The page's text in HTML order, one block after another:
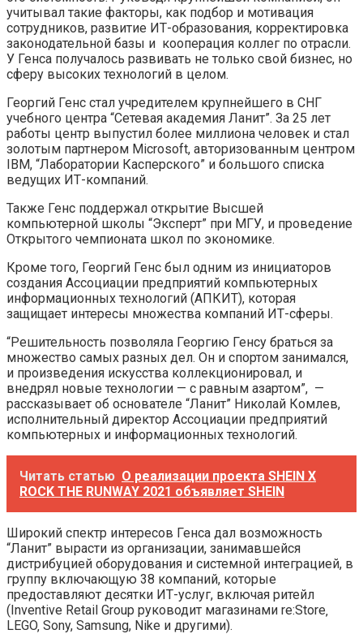
учитывал такие факторы, как подбор и мотивация
сотрудников, развитие ИТ-образования, корректировка
законодательной базы и кооперация коллег по отрасли.
У Генса получалось развивать не только свой бизнес, но
сферу высоких технологий в целом.
Георгий Генс стал учредителем крупнейшего в СНГ
учебного центра “Сетевая академия Ланит”. За 25 лет
работы центр выпустил более миллиона человек и стал
золотым партнером Microsoft, авторизованным центром
IBM, “Лаборатории Касперского” и большого списка
ведущих ИТ-компаний.
Также Генс поддержал открытие Высшей
компьютерной школы “Эксперт” при МГУ, и проведение
Открытого чемпионата школ по экономике.
Кроме того, Георгий Генс был одним из инициаторов
создания Ассоциации предприятий компьютерных
информационных технологий (АПКИТ), которая
защищает интересы множества компаний ИТ-сферы.
“Решительность позволяла Георгию Генсу браться за
множество самых разных дел. Он и спортом занимался,
и произведения искусства коллекционировал, и
внедрял новые технологии — с равным азартом”, —
рассказывает об основателе “Ланит” Николай Комлев,
исполнительный директор Ассоциации предприятий
компьютерных и информационных технологий.
Читать статью О реализации проекта SHEIN X
ROCK THE RUNWAY 2021 объявляет SHEIN
Широкий спектр интересов Генса дал возможность
“Ланит” вырасти из организации, занимавшейся
дистрибуцией оборудования и системной интеграцией, в
группу включающую 38 компаний, которые
предоставляют десятки ИТ-услуг, включая ритейл
(Inventive Retail Group руководит магазинами re:Store‚
LEGO‚ Sony, Samsung, Nike и другими).